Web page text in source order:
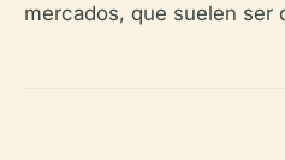
mercados, que suelen ser